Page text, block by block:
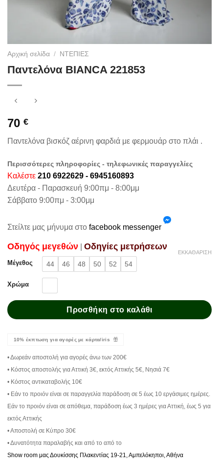
Αρχική σελίδα / ΝΤΕΠΙΕΣ
Παντελόνα BIANCA 221853
70 €
Παντελόνα βισκόζ αέρινη φαρδιά με φερμουάρ στο πλάι .
Περισσότερες πληροφορίες - τηλεφωνικές παραγγελίες
Καλέστε 210 6922629 - 6945160893
Δευτέρα - Παρασκευή 9:00πμ - 8:00μμ
Σάββατο 9:00πμ - 3:00μμ
Στείλτε μας μήνυμα στο facebook messenger
Oδηγός μεγεθών Oδηγίες μετρήσεων
Μέγεθος 44 46 48 50 52 54
Χρώμα
ΕΚΚΑΘΆΡΙΣΗ
Προσθήκη στο καλάθι
10% έκπτωση για αγορές με κάρτα/iris
• Δωρεάν αποστολή για αγορές άνω των 200€
• Κόστος αποστολής για Αττική 3€, εκτός Αττικής 5€, Νησιά 7€
• Κόστος αντικαταβολής 10€
• Εάν το προιόν είναι σε παραγγελία παράδοση σε 5 έως 10 εργάσιμες ημέρες.
Εάν το προιόν είναι σε απόθεμα, παράδοση έως 3 ημέρες για Αττική, έως 5 για
εκτός Αττικής
• Αποστολή σε Κύπρο 30€
• Δυνατότητα παραλαβής και από το από το
Show room μας Δουκίσσης Πλακεντίας 19-21, Αμπελόκηποι, Αθήνα